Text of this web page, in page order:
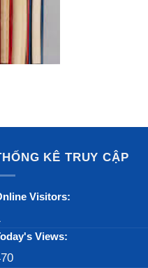
KÊ TRUY CẬP
Visitors:
Views: